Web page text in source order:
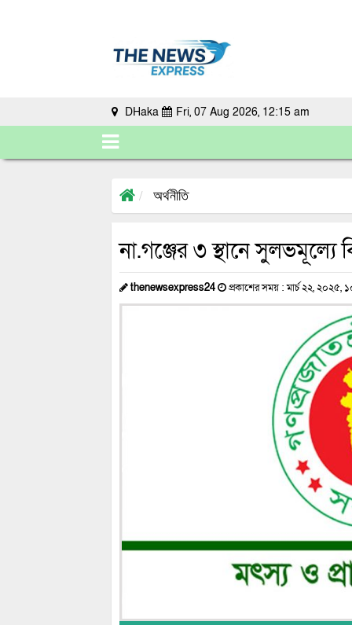
DHaka Fri, 07 Aug 2026, 12:15 am
অর্থনীতি
না.গঞ্জের ৩ স্থানে সুলভমূল্যে
thenewsexpress24 প্রকাশের সময় : মার্চ ২২, ২০২৫,